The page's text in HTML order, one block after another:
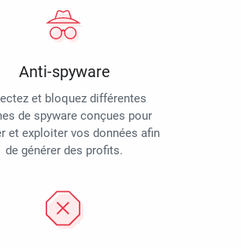
Anti-spyware
et bloquez différentes
de spyware conçues pour
et exploiter vos données afin
de générer des profits.